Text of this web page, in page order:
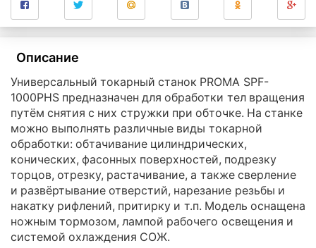
Описание
Универсальный токарный станок PROMA SPF-
1000PHS предназначен для обработки тел вращения
путём снятия с них стружки при обточке. На станке
можно выполнять различные виды токарной
обработки: обтачивание цилиндрических,
конических, фасонных поверхностей, подрезку
торцов, отрезку, растачивание, а также сверление
и развёртывание отверстий, нарезание резьбы и
накатку рифлений, притирку и т.п. Модель оснащена
ножным тормозом, лампой рабочего освещения и
системой охлаждения СОЖ.